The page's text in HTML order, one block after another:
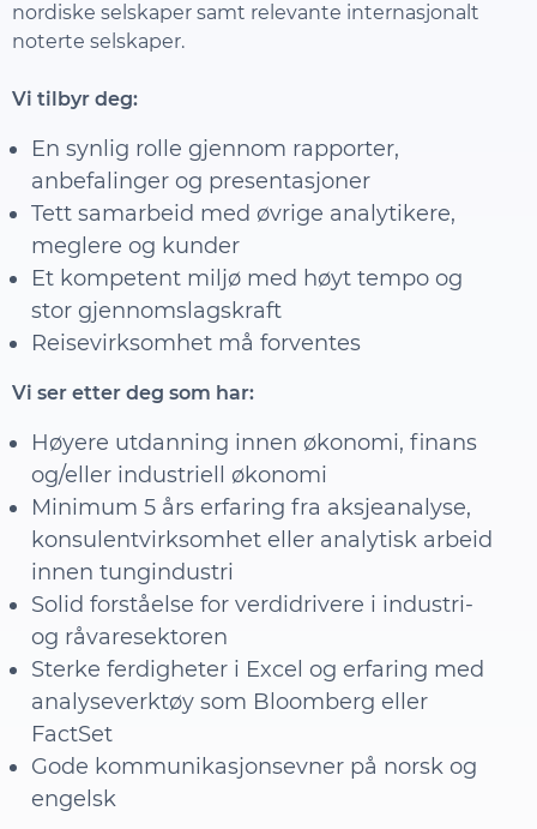
nordiske selskaper samt relevante internasjonalt
noterte selskaper.
Vi tilbyr deg:
En synlig rolle gjennom rapporter,
anbefalinger og presentasjoner
Tett samarbeid med øvrige analytikere,
meglere og kunder
Et kompetent miljø med høyt tempo og
stor gjennomslagskraft
Reisevirksomhet må forventes
Vi ser etter deg som har:
Høyere utdanning innen økonomi, finans
og/eller industriell økonomi
Minimum 5 års erfaring fra aksjeanalyse,
konsulentvirksomhet eller analytisk arbeid
innen tungindustri
Solid forståelse for verdidrivere i industri-
og råvaresektoren
Sterke ferdigheter i Excel og erfaring med
analyseverktøy som Bloomberg eller
FactSet
Gode kommunikasjonsevner på norsk og
engelsk